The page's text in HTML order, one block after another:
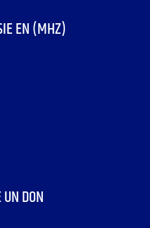
EN (MHZ)
DON